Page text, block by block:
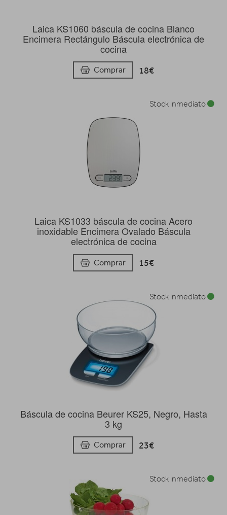
Laica KS1060 báscula de cocina Blanco
Encimera Rectángulo Báscula electrónica de
cocina
Comprar 18€
Laica KS1033 báscula de cocina Acero
inoxidable Encimera Ovalado Báscula
electrónica de cocina
Comprar 15€
Stock inmediato
Báscula de cocina Beurer KS25, Negro, Hasta
3 kg
Comprar 23€
Stock inmediato
Stock inmediato